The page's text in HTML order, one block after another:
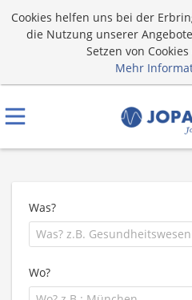
Cookies helfen uns bei der
die Nutzung unserer
Setzen von
Mehr
Was?
Wo?